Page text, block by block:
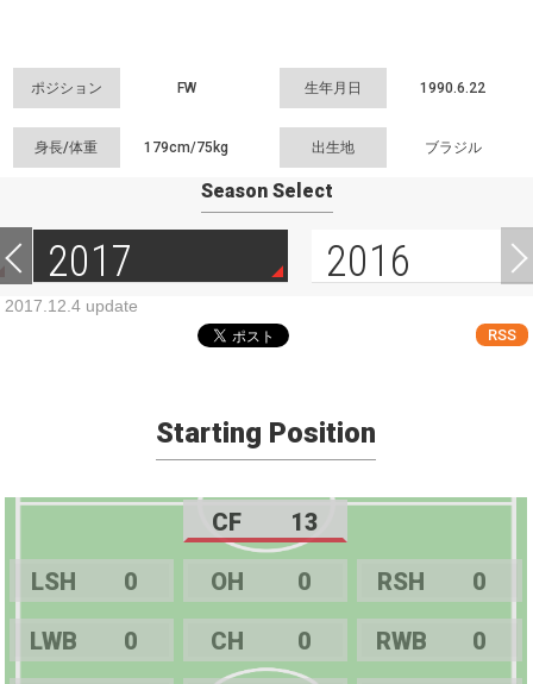
ポジション FW 生年月日 1990.6.22
身長/体重 179cm/75kg 出生地 ブラジル
Season Select
2017 2016
2017.12.4 update
RSS
Starting Position
CF 13
LSH 0 OH 0 RSH 0
LWB 0 CH 0 RWB 0